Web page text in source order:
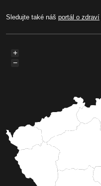
Sledujte také náš portál o zdraví
+
−